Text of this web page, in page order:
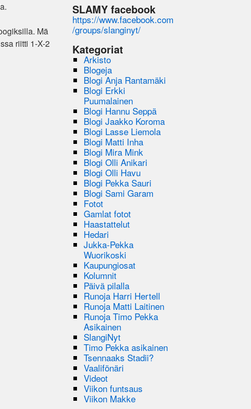
Mä
riitti 1-X-2
SLAMY facebook
https://www.facebook.com
/groups/slanginyt/
Kategoriat
Arkisto
Blogeja
Blogi Anja Rantamäki
Blogi Erkki
Puumalainen
Blogi Hannu Seppä
Blogi Jaakko Koroma
Blogi Lasse Liemola
Blogi Matti Inha
Blogi Mira Mink
Blogi Olli Anikari
Blogi Olli Havu
Blogi Pekka Sauri
Blogi Sami Garam
Fotot
Gamlat fotot
Haastattelut
Hedari
Jukka-Pekka
Wuorikoski
Kaupungiosat
Kolumnit
Päivä pilalla
Runoja Harri Hertell
Runoja Matti Laitinen
Runoja Timo Pekka
Asikainen
SlangiNyt
Timo Pekka asikainen
Tsennaaks Stadii?
Vaalifönäri
Videot
Viikon funtsaus
Viikon Makke